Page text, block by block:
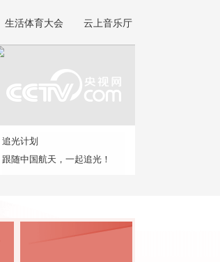
生活体育大会 云上音乐厅
追光计划
跟随中国航天，一起追光！